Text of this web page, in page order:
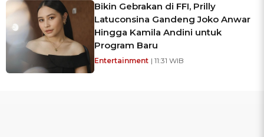
Bikin Gebrakan di FFI, Prilly
Latuconsina Gandeng Joko Anwar
Hingga Kamila Andini untuk
Program Baru
Entertainment | 11:31 WIB